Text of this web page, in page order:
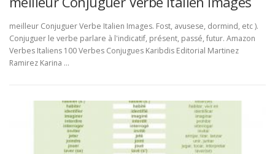
meilleur Conjuguer Verbe Italien Images. Fost, avusese, dormind, etc ).
Conjuguer le verbe parlare à l'indicatif, présent, passé, futur. Amazon
Verbes Italiens 100 Verbes Conjugues Karibdis Editorial Martinez
Ramirez Karina …